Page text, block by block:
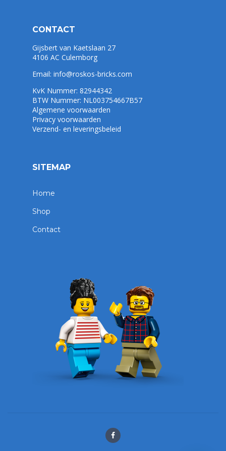
CONTACT
Gijsbert van Kaetslaan 27
4106 AC Culemborg
Email: info@roskos-bricks.com
KvK Nummer: 82944342
BTW Nummer: NL003754667B57
Algemene voorwaarden
Privacy voorwaarden
Verzend- en leveringsbeleid
SITEMAP
Home
Shop
Contact